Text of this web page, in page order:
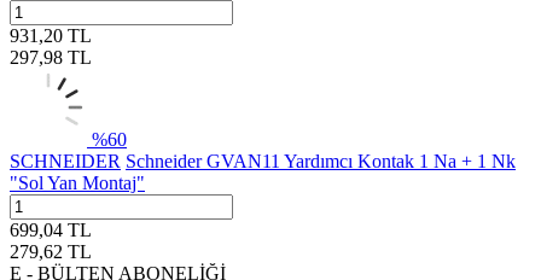
931,20 TL
297,98 TL
%60
SCHNEIDER Schneider GVAN11 Yardımcı Kontak 1 Na + 1 Nk
"Sol Yan Montaj"
699,04 TL
279,62 TL
E - BÜLTEN ABONELİĞİ